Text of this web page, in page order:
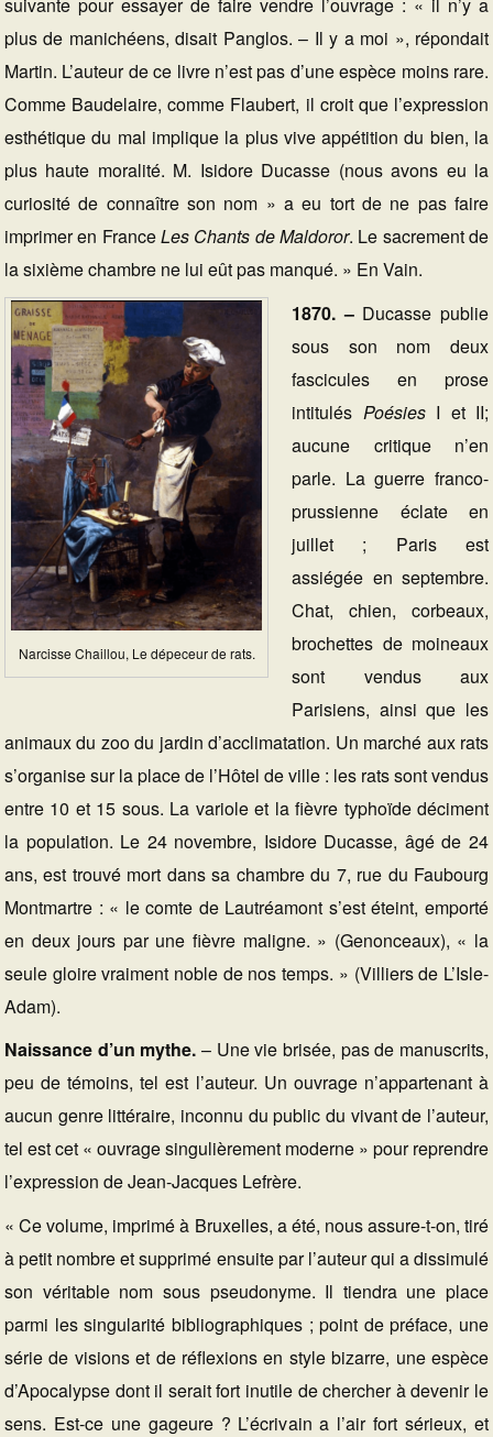
plus de manichéens, disait Panglos. – Il y a moi », répondait
Martin. L’auteur de ce livre n’est pas d’une espèce moins rare.
Comme Baudelaire, comme Flaubert, il croit que l’expression
esthétique du mal implique la plus vive appétition du bien, la
plus haute moralité. M. Isidore Ducasse (nous avons eu la
curiosité de connaître son nom » a eu tort de ne pas faire
imprimer en FranceLes Chants de Maldoror. Le sacrement de
la sixième chambre ne lui eût pas manqué. » En Vain.
Narcisse Chaillou, Le dépeceur de rats.
1870. – Ducasse publie
sous son nom deux
fascicules en prose
intitulés PoésiesI et II;
aucune critique n’en
parle. La guerre franco-
prussienne éclate en
juillet ; Paris est
assiégée en septembre.
Chat, chien, corbeaux,
brochettes de moineaux
sont vendus aux
Parisiens, ainsi que les
animaux du zoo du jardin d’acclimatation. Un marché aux rats
s’organise sur la place de l’Hôtel de ville : les rats sont vendus
entre 10 et 15 sous. La variole et la fièvre typhoïde déciment
la population. Le 24 novembre, Isidore Ducasse, âgé de 24
ans, est trouvé mort dans sa chambre du 7, rue du Faubourg
Montmartre : « le comte de Lautréamont s’est éteint, emporté
en deux jours par une fièvre maligne. » (Genonceaux), « la
seule gloire vraiment noble de nos temps. » (Villiers de L’Isle-
Adam).
Naissance d’un mythe. – Une vie brisée, pas de manuscrits,
peu de témoins, tel est l’auteur. Un ouvrage n’appartenant à
aucun genre littéraire, inconnu du public du vivant de l’auteur,
tel est cet « ouvrage singulièrement moderne » pour reprendre
l’expression de Jean-Jacques Lefrère.
« Ce volume, imprimé à Bruxelles, a été, nous assure-t-on, tiré
à petit nombre et supprimé ensuite par l’auteur qui a dissimulé
son véritable nom sous pseudonyme. Il tiendra une place
parmi les singularité bibliographiques ; point de préface, une
série de visions et de réflexions en style bizarre, une espèce
d’Apocalypse dont il serait fort inutile de chercher à devenir le
sens. Est-ce une gageure ? L’écrivain a l’air fort sérieux, et